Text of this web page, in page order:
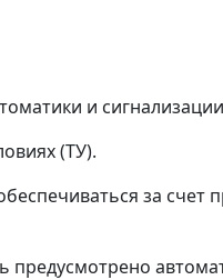
и
(ТУ).
за счет